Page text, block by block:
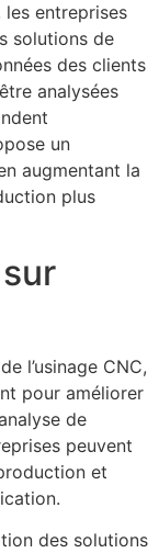
entreprises
solutions de
des clients
analysées
un
augmentant la
plus
l’usinage CNC,
pour améliorer
de
peuvent
et
des solutions